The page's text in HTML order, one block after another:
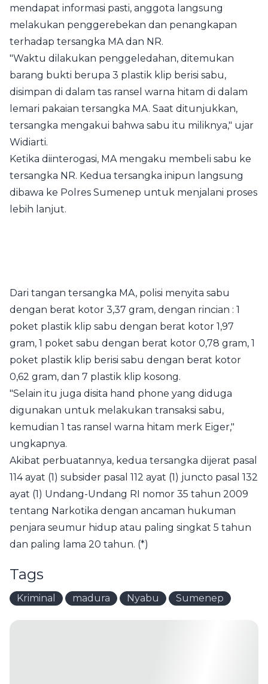
mendapat informasi pasti, anggota langsung
melakukan penggerebekan dan penangkapan
terhadap tersangka MA dan NR.
"Waktu dilakukan penggeledahan, ditemukan
barang bukti berupa 3 plastik klip berisi sabu,
disimpan di dalam tas ransel warna hitam di dalam
lemari pakaian tersangka MA. Saat ditunjukkan,
tersangka mengakui bahwa sabu itu miliknya," ujar
Widiarti.
Ketika diinterogasi, MA mengaku membeli sabu ke
tersangka NR. Kedua tersangka inipun langsung
dibawa ke Polres Sumenep untuk menjalani proses
lebih lanjut.
Dari tangan tersangka MA, polisi menyita sabu
dengan berat kotor 3,37 gram, dengan rincian : 1
poket plastik klip sabu dengan berat kotor 1,97
gram, 1 poket sabu dengan berat kotor 0,78 gram, 1
poket plastik klip berisi sabu dengan berat kotor
0,62 gram, dan 7 plastik klip kosong.
"Selain itu juga disita hand phone yang diduga
digunakan untuk melakukan transaksi sabu,
kemudian 1 tas ransel warna hitam merk Eiger,"
ungkapnya.
Akibat perbuatannya, kedua tersangka dijerat pasal
114 ayat (1) subsider pasal 112 ayat (1) juncto pasal 132
ayat (1) Undang-Undang RI nomor 35 tahun 2009
tentang Narkotika dengan ancaman hukuman
penjara seumur hidup atau paling singkat 5 tahun
dan paling lama 20 tahun. (*)
Tags
Kriminal madura Nyabu Sumenep